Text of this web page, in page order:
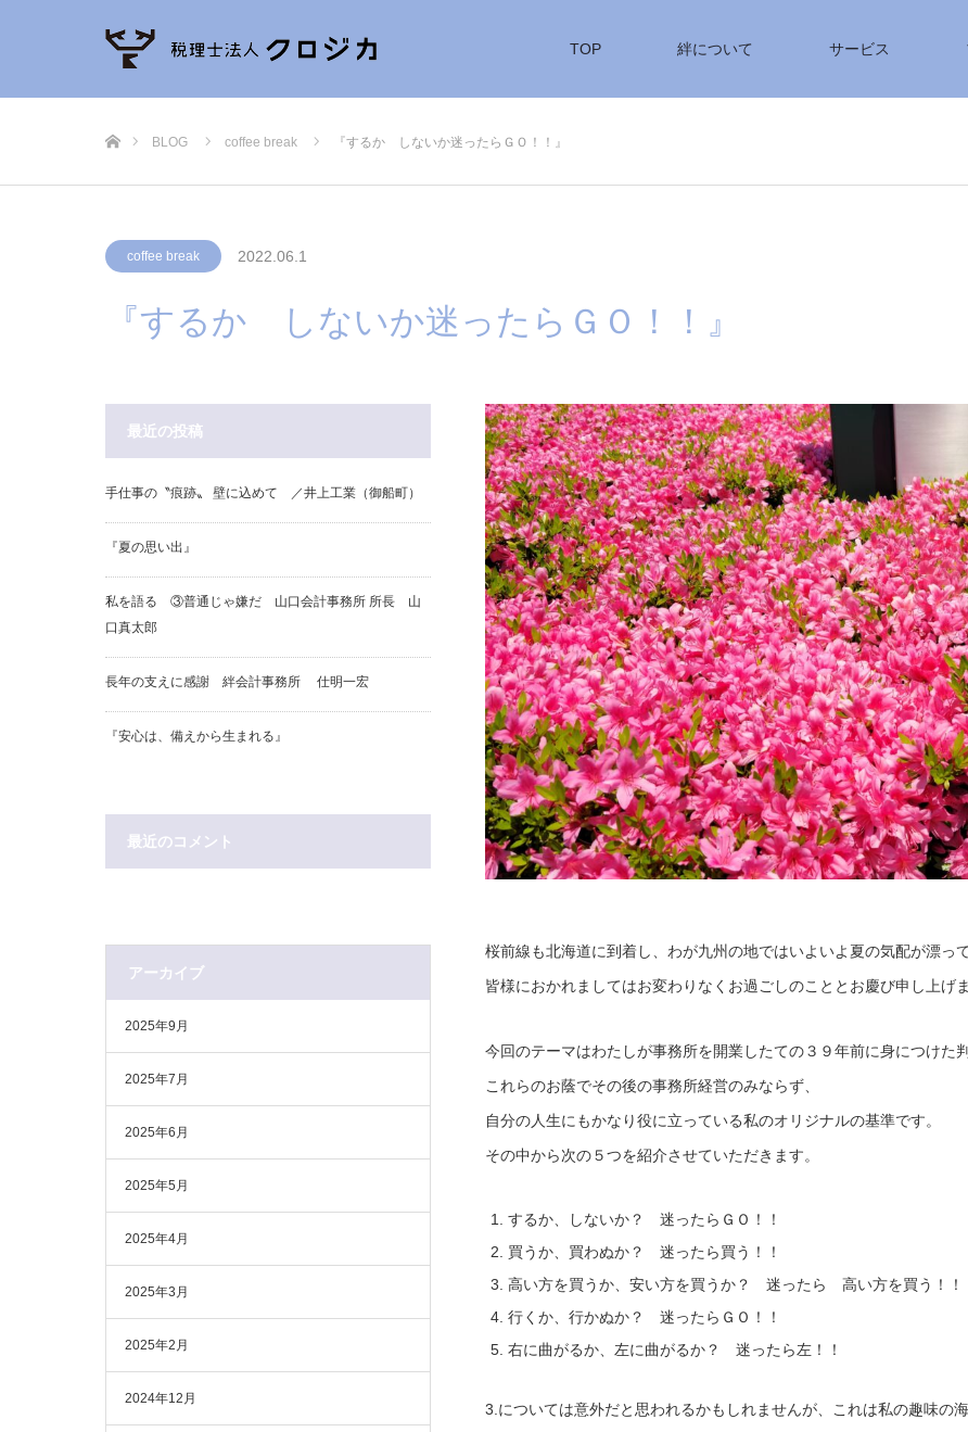
TOP 絆について サービス
BLOG coffee break 『するか しないか迷ったらＧＯ！！』
coffee break 2022.06.1
『するか しないか迷ったらＧＯ！！』
桜前線も北海道に到着し、わが九州の地ではいよいよ夏の気配が漂っ
皆様におかれましてはお変わりなくお過ごしのこととお慶び申し上げま
今回のテーマはわたしが事務所を開業したての３９年前に身につけた
これらのお蔭でその後の事務所経営のみならず、
自分の人生にもかなり役に立っている私のオリジナルの基準です。
その中から次の５つを紹介させていただきます。
するか、しないか？ 迷ったらＧＯ！！
買うか、買わぬか？ 迷ったら買う！！
高い方を買うか、安い方を買うか？ 迷ったら 高い方を買う！！
行くか、行かぬか？ 迷ったらＧＯ！！
右に曲がるか、左に曲がるか？ 迷ったら左！！
3.については意外だと思われるかもしれませんが、これは私の趣味の
最近の投稿
手仕事の〝痕跡〟 壁に込めて ／井上工業（御船町）
『夏の思い出』
私を語る ③普通じゃ嫌だ 山口会計事務所 所長 山
口真太郎
長年の支えに感謝 絆会計事務所 仕明一宏
『安心は、備えから生まれる』
最近のコメント
アーカイブ
2025年9月
2025年7月
2025年6月
2025年5月
2025年4月
2025年3月
2025年2月
2024年12月